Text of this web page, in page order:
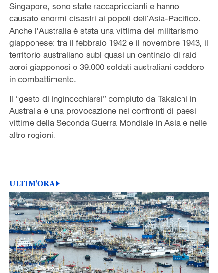
Singapore, sono state raccapriccianti e hanno
causato enormi disastri ai popoli dell’Asia-Pacifico.
Anche l'Australia è stata una vittima del militarismo
giapponese: tra il febbraio 1942 e il novembre 1943, il
territorio australiano subì quasi un centinaio di raid
aerei giapponesi e 39.000 soldati australiani caddero
in combattimento.
Il “gesto di inginocchiarsi” compiuto da Takaichi in
Australia è una provocazione nei confronti di paesi
vittime della Seconda Guerra Mondiale in Asia e nelle
altre regioni.
ULTIM'ORA